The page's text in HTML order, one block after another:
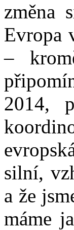
změna
Evropa
–
2014,
silní,
a že
máme